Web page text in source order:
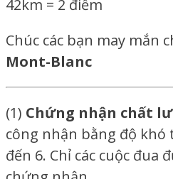
42km = 2 điểm
Chúc các bạn may mắn
Mont-Blanc
(1) Chứng nhận chất
công nhận bằng độ khó
đến 6. Chỉ các cuộc đua